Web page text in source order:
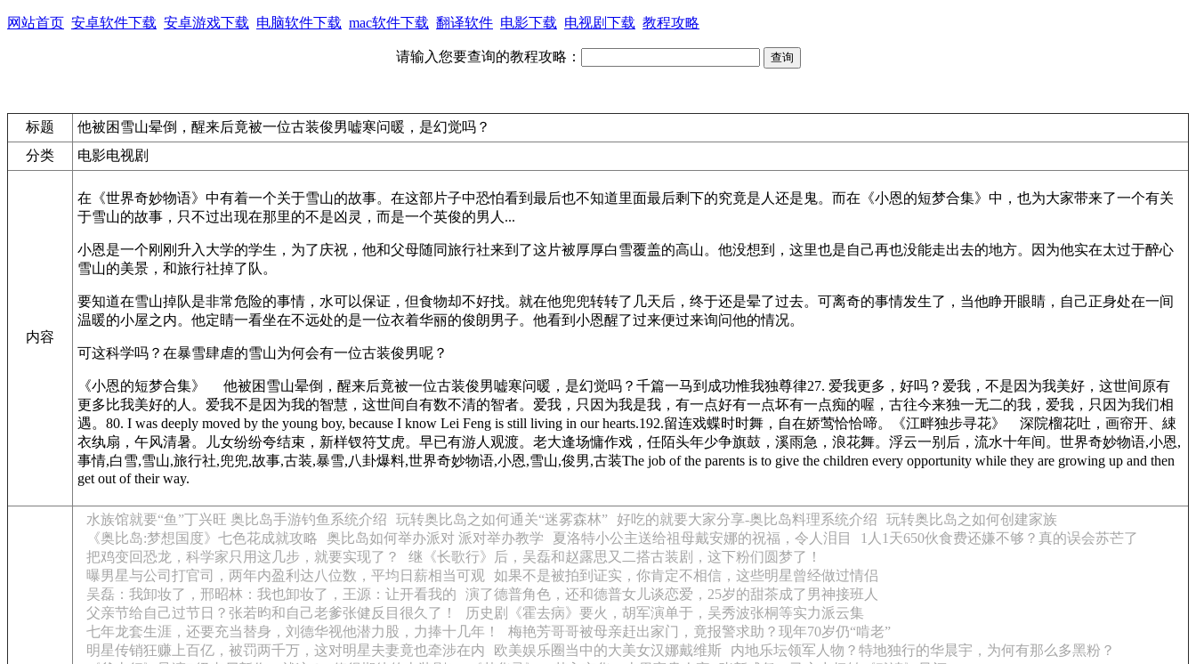
网站首页 安卓软件下载 安卓游戏下载 电脑软件下载 mac软件下载 翻译软件 电影下载 电视剧下载 教程攻略
请输入您要查询的教程攻略：
标题
他被困雪山晕倒，醒来后竟被一位古装俊男嘘寒问暖，是幻觉吗？
分类
电影电视剧
内容
在《世界奇妙物语》中有着一个关于雪山的故事。在这部片子中恐怕看到最后也不知道里面最后剩下的究竟是人还是鬼。而在《小恩的短梦合集》中，也为大家带来了一个有关
于雪山的故事，只不过出现在那里的不是凶灵，而是一个英俊的男人...
小恩是一个刚刚升入大学的学生，为了庆祝，他和父母随同旅行社来到了这片被厚厚白雪覆盖的高山。他没想到，这里也是自己再也没能走出去的地方。因为他实在太过于醉心
雪山的美景，和旅行社掉了队。
要知道在雪山掉队是非常危险的事情，水可以保证，但食物却不好找。就在他兜兜转转了几天后，终于还是晕了过去。可离奇的事情发生了，当他睁开眼睛，自己正身处在一间
温暖的小屋之内。他定睛一看坐在不远处的是一位衣着华丽的俊朗男子。他看到小恩醒了过来便过来询问他的情况。
可这科学吗？在暴雪肆虐的雪山为何会有一位古装俊男呢？
《小恩的短梦合集》 他被困雪山晕倒，醒来后竟被一位古装俊男嘘寒问暖，是幻觉吗？千篇一马到成功惟我独尊律27. 爱我更多，好吗？爱我，不是因为我美好，这世间原有
更多比我美好的人。爱我不是因为我的智慧，这世间自有数不清的智者。爱我，只因为我是我，有一点好有一点坏有一点痴的喔，古往今来独一无二的我，爱我，只因为我们相
遇。80. I was deeply moved by the young boy, because I know Lei Feng is still living in our hearts.192.留连戏蝶时时舞，自在娇莺恰恰啼。《江畔独步寻花》 深院榴花吐，画帘开、綀
衣纨扇，午风清暑。儿女纷纷夸结束，新样钗符艾虎。早已有游人观渡。老大逢场慵作戏，任陌头年少争旗鼓，溪雨急，浪花舞。浮云一别后，流水十年间。世界奇妙物语,小恩,
事情,白雪,雪山,旅行社,兜兜,故事,古装,暴雪,八卦爆料,世界奇妙物语,小恩,雪山,俊男,古装The job of the parents is to give the children every opportunity while they are growing up and then
get out of their way.
水族馆就要“鱼”丁兴旺 奥比岛手游钓鱼系统介绍 玩转奥比岛之如何通关“迷雾森林” 好吃的就要大家分享-奥比岛料理系统介绍
玩转奥比岛之如何创建家族
《奥比岛:梦想国度》七色花成就攻略
奥比岛如何举办派对 派对举办教学 夏洛特小公主送给祖母戴安娜的祝福，令人泪目
1人1天650伙食费还嫌不够？真的误会苏芒了
把鸡变回恐龙，科学家只用这几步，就要实现了？
继《长歌行》后，吴磊和赵露思又二搭古装剧，这下粉们圆梦了！
曝男星与公司打官司，两年内盈利达八位数，平均日薪相当可观
如果不是被拍到证实，你肯定不相信，这些明星曾经做过情侣
吴磊：我卸妆了，邢昭林：我也卸妆了，王源：让开看我的
演了德普角色，还和德普女儿谈恋爱，25岁的甜茶成了男神接班人
父亲节给自己过节日？张若昀和自己老爹张健反目很久了！
历史剧《霍去病》要火，胡军演单于，吴秀波张桐等实力派云集
七年龙套生涯，还要充当替身，刘德华视他潜力股，力捧十几年！
梅艳芳哥哥被母亲赶出家门，竟报警求助？现年70岁仍“啃老”
明星传销狂赚上百亿，被罚两千万，这对明星夫妻竟也牵涉在内
欧美娱乐圈当中的大美女汉娜戴维斯
内地乐坛领军人物？特地独行的华晨宇，为何有那么多黑粉？